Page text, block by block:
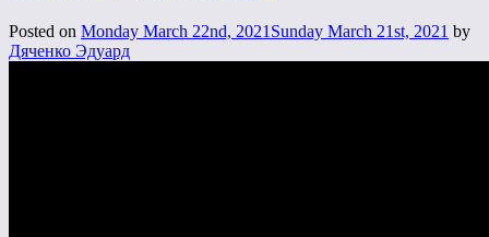
Posted on Monday March 22nd, 2021 Sunday March 21st, 2021 by
Дяченко Эдуард